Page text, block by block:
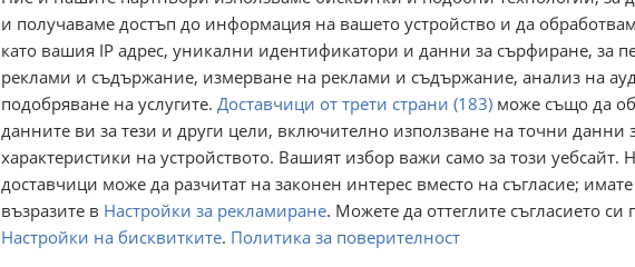
24 юни
20€
39,12 лв
24 юни
20€
39,12лв
и получаваме достъп до информация на вашето устройство и да
като вашия IP адрес, уникални идентификатори и данни за сърфиране, за
реклами и съдържание, измерване на реклами и съдържание, анализ на
подобряване на услугите. Доставчици от трети страни (183) може също да
данните ви за тези и други цели, включително използване на точни данни
характеристики на устройството. Вашият избор важи само за този уебсайт.
доставчици може да разчитат на законен интерес вместо на съгласие;
възразите в Настройки за рекламиране. Можете да оттеглите съгласието си
Настройки на бисквитките. Политика за поверителност